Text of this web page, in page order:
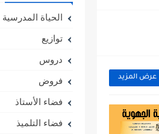
عرض المزيد
الحياة المدرسية
توازيع
دروس
فروض
فضاء الأستاذ
فضاء التلميذ